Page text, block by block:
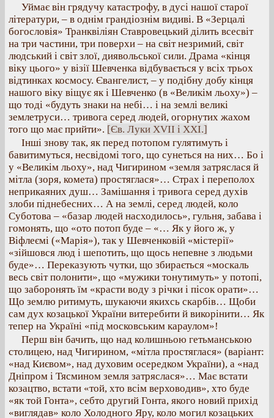
Уймає він грядучу катастрофу, в дусі нашої старої
літератури, – в однім грандіознім видиві. В «Зерцалі
богословія» Транквіліян Ставровецький ділить всесвіт
на три частини, три поверхи – на світ незримий, світ
людський і світ злої, диявольської сили. Драма «кінця
віку цього» у візії Шевченка відбувається у всіх трьох
відтинках космосу. Євангелист, – у подібну добу кінця
нашого віку віщує як і Шевченко (в «Великім льоху») –
що тоді «будуть знаки на небі… і на землі великі
землетруси… тривога серед людей, огорнутих жахом
того що має прийти». [Єв. Луки XVII і XXI.]
Інші знову так, як перед потопом гулятимуть і
бавитимуться, несвідомі того, що сунеться на них… Бо і
у «Великім льоху», над Чигирином «земля затряслася й
мітла (зоря, комета) простяглася»… Страх і переполох
неприкаяних душ… Замішання і тривога серед духів
злоби піднебесних… А на землі, серед людей, коло
Суботова – «базар людей насходилось», гульня, забава і
гомонять, що «ото потоп буде – «… Як у його ж, у
Віфлеємі («Марія»), так у Шевченковій «містерії»
«зійшовся люд і шепотить, що щось непевне з людьми
буде»… Переказують чутки, що збирається «москаль
весь світ полонити», що «мужики тонутимуть» у потопі,
що заборонять їм «красти воду з річки і пісок орати»…
Що землю ритимуть, шукаючи якихсь скарбів… Щоби
сам дух козацької України витеребити й викорінити… Як
тепер на Україні «під московським караулом»!
Перш він бачить, що над колишньою гетьманською
столицею, над Чигирином, «мітла простяглася» (варіант:
«над Києвом», над духовим осередком України), а «над
Дніпром і Тясмином земля затряслася»… Має встати
козацтво, встати «той, хто всім верховодив», хто буде
«як той Гонта», себто другий Гонта, якого новий прихід
«виглядав» коло Холодного Яру, коло могил козацьких